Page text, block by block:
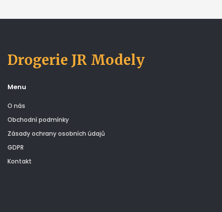
Drogerie JR Modely
Menu
O nás
Obchodní podmínky
Zásady ochrany osobních údajů
GDPR
Kontakt